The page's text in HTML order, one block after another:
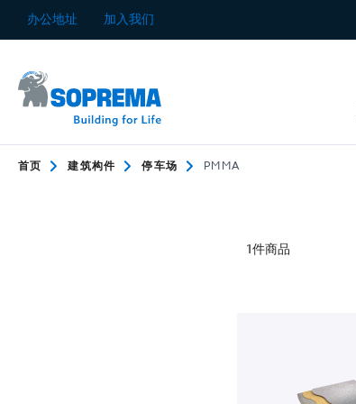
到办公地址 加入我们
首页 建筑构件 停车场 PMMA
1件商品